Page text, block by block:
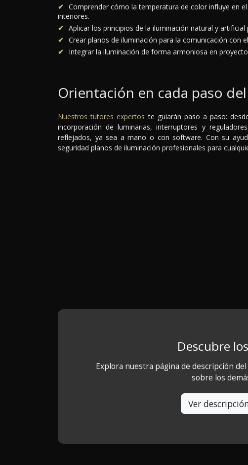
Comprender cómo la temperatura de color influye en
interiores.
Aplicar los principios de la iluminación natural y
Crear planos de iluminación para la comunicación con
Integrar la iluminación de forma armoniosa en
Orientación en cada paso
Nuestros tutores expertos te guiarán paso a paso:
incorporación de luminarias, interruptores y
reflejados, ya sea a mano o con software. Con su
seguridad planos de iluminación profesionales para
Descubre
Explora nuestra página de descripción
sobre los
Ver